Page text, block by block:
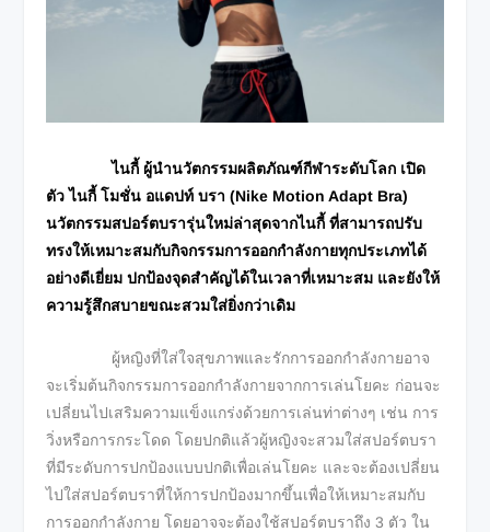
ไนกี้ ผู้นำนวัตกรรมผลิตภัณฑ์กีฬาระดับโลก เปิด
ตัว ไนกี้ โมชั่น อแดปท์ บรา (Nike Motion Adapt Bra)
นวัตกรรมสปอร์ตบรารุ่นใหม่ล่าสุดจากไนกี้ ที่สามารถปรับ
ทรงให้เหมาะสมกับกิจกรรมการออกกำลังกายทุกประเภทได้
อย่างดีเยี่ยม ปกป้องจุดสำคัญได้ในเวลาที่เหมาะสม และยังให้
ความรู้สึกสบายขณะสวมใส่ยิ่งกว่าเดิม
ผู้หญิงที่ใส่ใจสุขภาพและรักการออกกำลังกายอาจ
จะเริ่มต้นกิจกรรมการออกกำลังกายจากการเล่นโยคะ ก่อนจะ
เปลี่ยนไปเสริมความแข็งแกร่งด้วยการเล่นท่าต่างๆ เช่น การ
วิ่งหรือการกระโดด โดยปกติแล้วผู้หญิงจะสวมใส่สปอร์ตบรา
ที่มีระดับการปกป้องแบบปกติเพื่อเล่นโยคะ และจะต้องเปลี่ยน
ไปใส่สปอร์ตบราที่ให้การปกป้องมากขึ้นเพื่อให้เหมาะสมกับ
การออกกำลังกาย โดยอาจจะต้องใช้สปอร์ตบราถึง 3 ตัว ใน